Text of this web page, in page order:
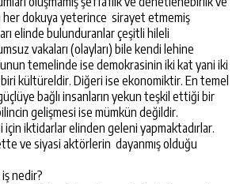
her dokuya yeterince sirayet etmemiş
elinde bulunduranlar çeşitli hileli
vakaları (olayları) bile kendi lehine
temelinde ise demokrasinin iki kat yani iki
biri kültüreldir. Diğeri ise ekonomiktir. En temel
bağlı insanların yekun teşkil ettiği bir
gelişmesi ise mümkün değildir.
iktidarlar elinden geleni yapmaktadırlar.
ve siyasi aktörlerin dayanmış olduğu
nedir?